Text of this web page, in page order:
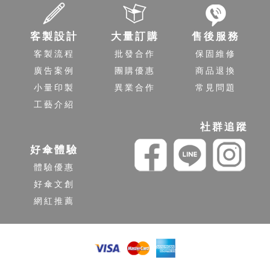
客製設計
客製流程
廣告案例
小量印製
工藝介紹
大量訂購
批發合作
團購優惠
異業合作
售後服務
保固維修
商品退換
常見問題
好傘體驗
體驗優惠
好傘文創
網紅推薦
社群追蹤